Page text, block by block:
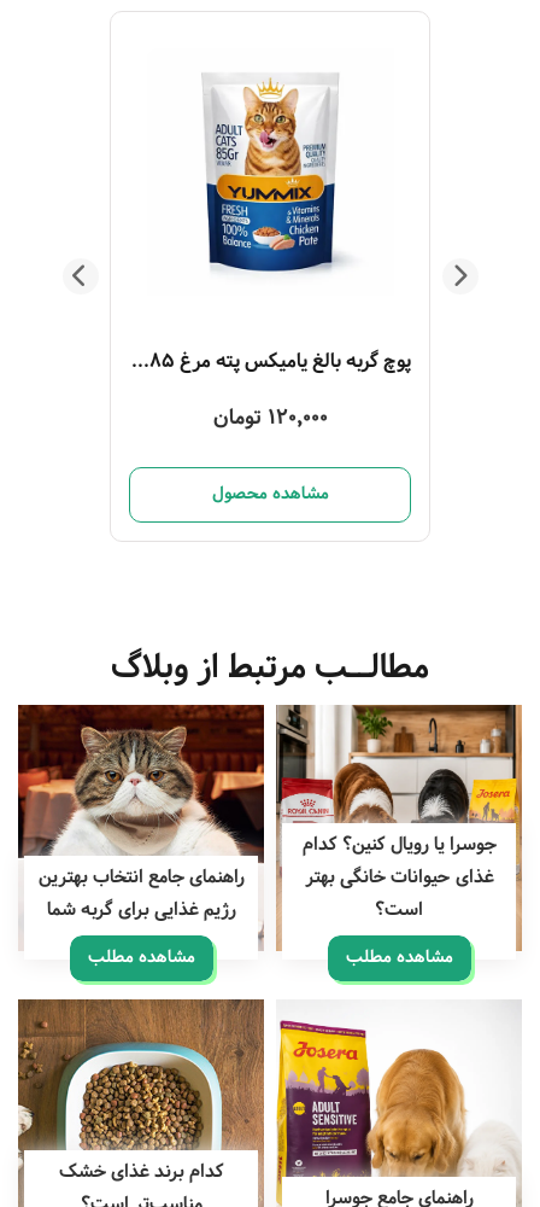
پوچ گربه بالغ یامیکس پته مرغ 85 گرم
120,000 تومان
مشاهده محصول
مطالــب مرتبط از وبلاگ
جوسرا یا رویال کنین؟ کدام
غذای حیوانات خانگی بهتر
است؟
مشاهده مطلب
راهنمای جامع انتخاب بهترین
رژیم غذایی برای گربه شما
مشاهده مطلب
راهنمای جامع جوسرا
کدام برند غذای خشک